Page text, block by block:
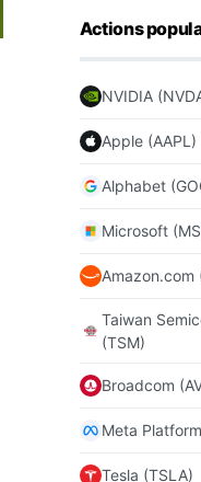
Actions
NVIDIA
Apple (AAPL)
Alphabet
Microsoft
Amazon.com
Taiwan
(TSM)
Broadcom
Meta
Tesla (TSLA)